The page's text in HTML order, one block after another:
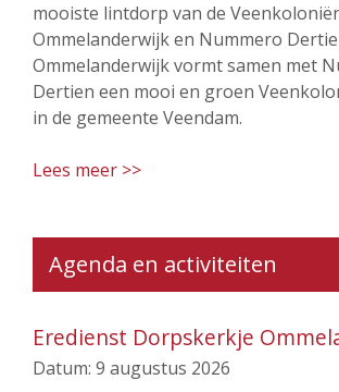
mooiste lintdorp van de
Ommelanderwijk en Nummero
Ommelanderwijk vormt samen met
Dertien een mooi en groen
in de gemeente Veendam.
Lees meer >>
Agenda en activiteiten
Eredienst Dorpskerkje
Datum: 9 augustus 2026